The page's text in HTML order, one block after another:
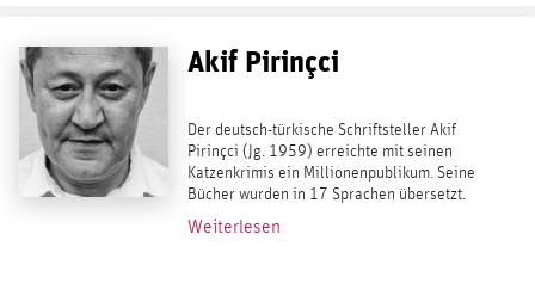
Akif Pirinçci
Der deutsch-türkische Schriftsteller Akif
Pirinçci (Jg. 1959) erreichte mit seinen
Katzenkrimis ein Millionenpublikum. Seine
Bücher wurden in 17 Sprachen übersetzt.
2014 legte er den Bestseller Deutschland
von Sinnen (2014) vor –...
Weiterlesen